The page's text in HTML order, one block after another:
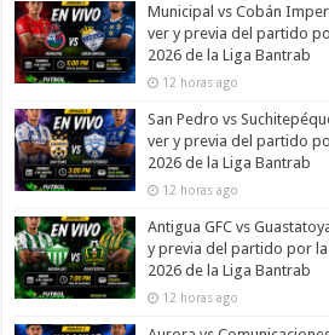
Municipal vs Cobán
ver y previa del partido
2026 de la Liga Bantrab
12 horas ago
San Pedro vs
ver y previa del partido
2026 de la Liga Bantrab
12 horas ago
Antigua GFC vs
y previa del partido por
2026 de la Liga Bantrab
12 horas ago